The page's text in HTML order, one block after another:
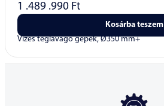
1 .489 .990 Ft
Kosárba teszem
Vizes téglavágó gépek, Ø350 mm+